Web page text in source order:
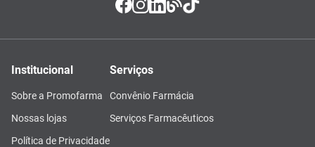
Institucional
Sobre a Promofarma
Nossas lojas
Política de Privacidade
Serviços
Convênio Farmácia
Serviços Farmacêuticos